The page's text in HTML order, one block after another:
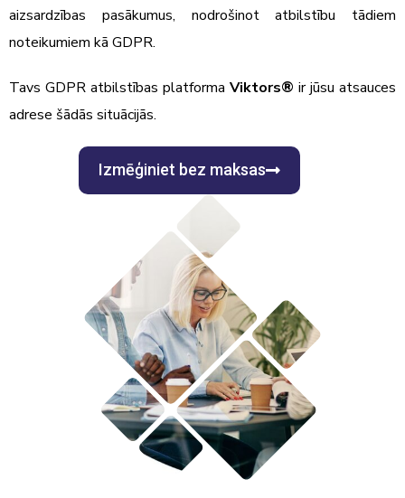
aizsardzības pasākumus, nodrošinot atbilstību tādiem
noteikumiem kā GDPR.
Tavs GDPR atbilstības platforma Viktors® ir jūsu atsauces
adrese šādās situācijās.
Izmēģiniet bez maksas